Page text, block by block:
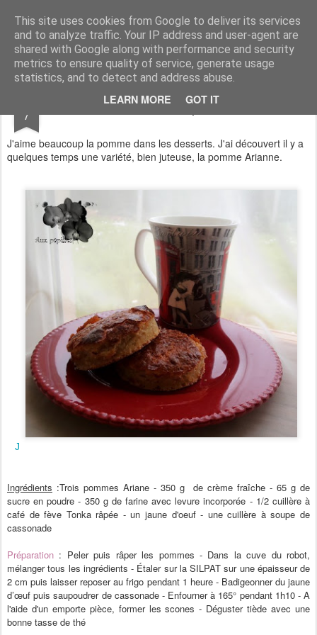
This site uses cookies from Google to deliver its services
and to analyze traffic. Your IP address and user-agent are
shared with Google along with performance and security
metrics to ensure quality of service, generate usage
statistics, and to detect and address abuse.
LEARN MORE GOT IT
Aux papilles by Virginie
7 Scones à la pomme
J'aime beaucoup la pomme dans les desserts. J'ai découvert il y a
quelques temps une variété, bien juteuse, la pomme Arianne.
J
Ingrédients :Trois pommes Ariane - 350 g de crème fraîche - 65 g de
sucre en poudre - 350 g de farine avec levure incorporée - 1/2 cuillère à
café de fève Tonka râpée - un jaune d'oeuf - une cuillère à soupe de
cassonade
Préparation : Peler puis râper les pommes - Dans la cuve du robot,
mélanger tous les ingrédients - Étaler sur la SILPAT sur une épaisseur de
2 cm puis laisser reposer au frigo pendant 1 heure - Badigeonner du jaune
d’œuf puis saupoudrer de cassonade - Enfourner à 165° pendant 1h10 - A
l'aide d'un emporte pièce, former les scones - Déguster tiède avec une
bonne tasse de thé